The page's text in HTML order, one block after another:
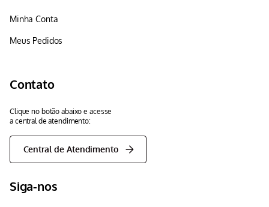
Minha Conta
Meus Pedidos
Contato
Clique no botão abaixo e acesse
a central de atendimento:
Central de Atendimento
Siga-nos